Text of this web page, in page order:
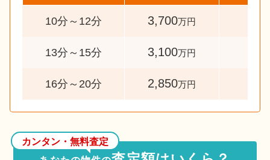
10分～12分 3,700万円
13分～15分 3,100万円
16分～20分 2,850万円
カンタン・無料査定